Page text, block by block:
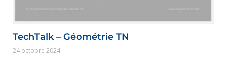
TechTalk – Géométrie TN
24 octobre 2024